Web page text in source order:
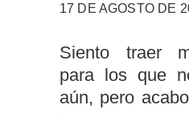
17 DE AGOSTO DE
Siento traer
para los que
aún, pero